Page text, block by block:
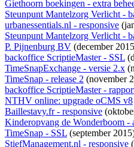
Giethoorn boekingen - extra
Steunpunt Mantelzorg Verlicht -
urbanessentials.nl - responsive
Steunpunt Mantelzorg Verlicht -
P. Pijnenburg BV (december
backoffice ScriptieMaster - SSL
TimeSnapExchange - versie 2.x
TimeSnap - release 2 (november
backoffice ScriptieMaster -
NTHV online: upgrade oCMS v8
Baillestavy.fr - responsive
Kinderopvang de Wonderboom -
TimeSnap - SSL (september
StiefManagement.nl - responsive